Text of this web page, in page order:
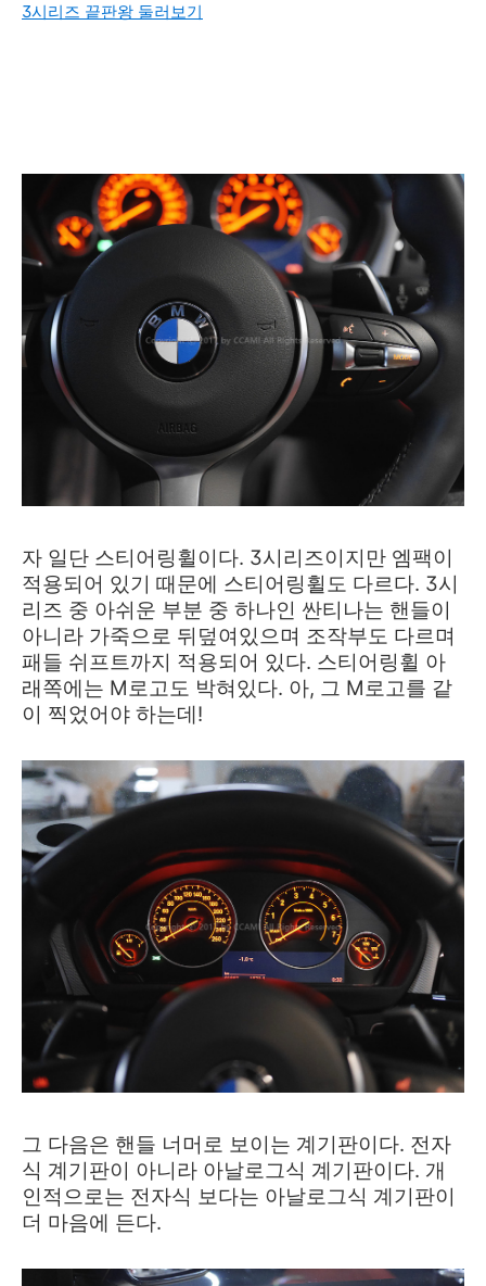
3시리즈 끝판왕 둘러보기
자 일단 스티어링휠이다. 3시리즈이지만 엠팩이
적용되어 있기 때문에 스티어링휠도 다르다. 3시
리즈 중 아쉬운 부분 중 하나인 싼티나는 핸들이
아니라 가죽으로 뒤덮여있으며 조작부도 다르며
패들 쉬프트까지 적용되어 있다. 스티어링휠 아
래쪽에는 M로고도 박혀있다. 아, 그 M로고를 같
이 찍었어야 하는데!
그 다음은 핸들 너머로 보이는 계기판이다. 전자
식 계기판이 아니라 아날로그식 계기판이다. 개
인적으로는 전자식 보다는 아날로그식 계기판이
더 마음에 든다.